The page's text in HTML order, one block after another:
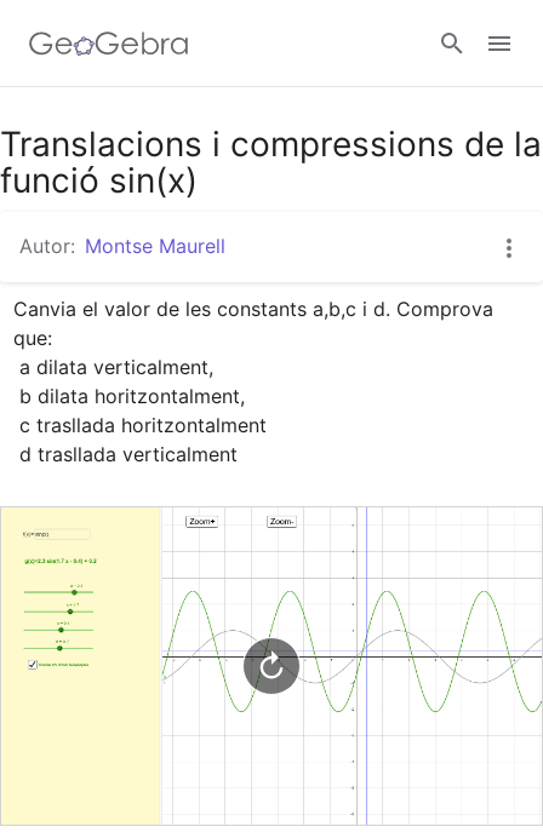
Google Classroom
Valideu-vos
Translacions i compressions de la
funció sin(x)
Autor: Montse Maurell
Canvia el valor de les constants a,b,c i d. Comprova
que:
d trasllada verticalment